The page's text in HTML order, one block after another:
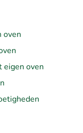
oven
eigen oven